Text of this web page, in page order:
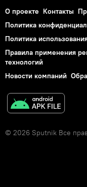
О проекте Контакты
Политика
Политика
Правила применения
технологий
Новости компаний
© 2026 Sputnik Все